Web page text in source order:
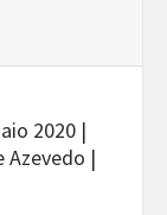
2020 |
Azevedo |